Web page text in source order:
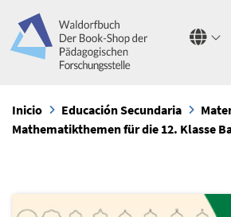
Inicio Educación Secundaria
Mathematikthemen für die 12. Klasse